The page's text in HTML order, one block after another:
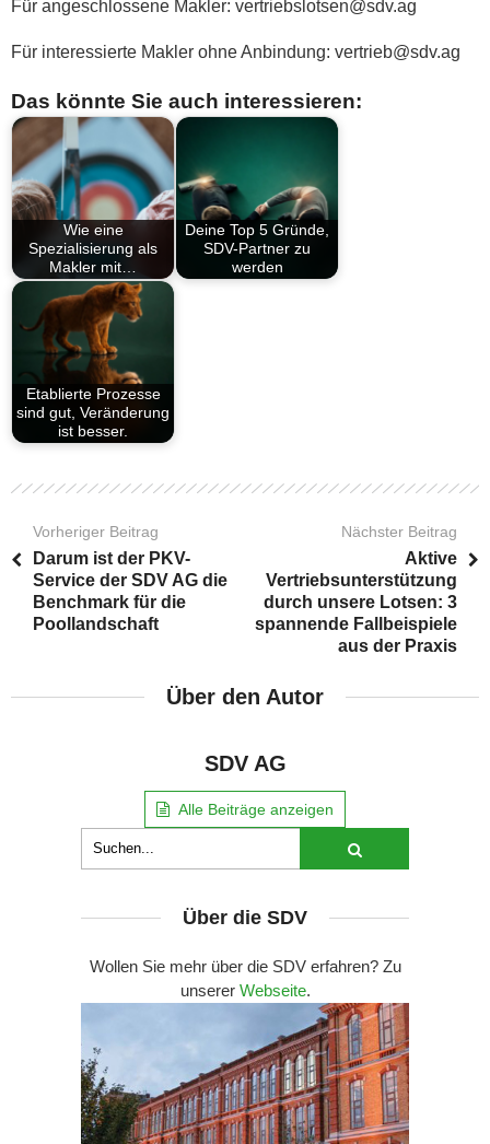
Für angeschlossene Makler: vertriebslotsen@sdv.ag
Für interessierte Makler ohne Anbindung: vertrieb@sdv.ag
Das könnte Sie auch interessieren:
Wie eine
Spezialisierung als
Makler mit…
Deine Top 5 Gründe,
SDV-Partner zu
werden
Etablierte Prozesse
sind gut, Veränderung
ist besser.
Vorheriger Beitrag
Darum ist der PKV-
Service der SDV AG die
Benchmark für die
Poollandschaft
Nächster Beitrag
Aktive
Vertriebsunterstützung
durch unsere Lotsen: 3
spannende Fallbeispiele
aus der Praxis
Über den Autor
SDV AG
Alle Beiträge anzeigen
Über die SDV
Wollen Sie mehr über die SDV erfahren? Zu
unserer Webseite.